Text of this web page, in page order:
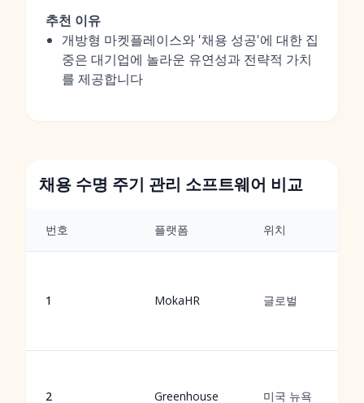
추천 이유
개방형 마켓플레이스와 '채용 성공'에 대한 집
중은 대기업에 놀라운 유연성과 전략적 가치
를 제공합니다
채용 수명 주기 관리 소프트웨어 비교
번호 플랫폼 위치
1 MokaHR 글로벌
2 Greenhouse 미국 뉴욕